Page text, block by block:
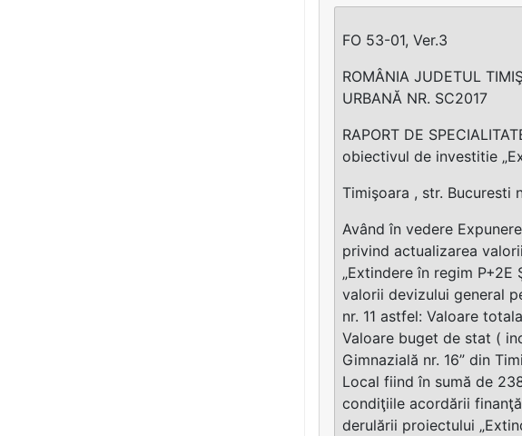
FO 53-01, Ver.3
ROMÂNIA JUDETUL
URBANĂ NR. SC2017
RAPORT DE
obiectivul de investitie
Timişoara , str. Bucuresti
Având în vedere
privind actualizarea
„Extindere în regim P+2E
valorii devizului general
nr. 11 astfel: Valoare
Valoare buget de stat (
Gimnazială nr. 16” din
Local fiind în sumă de
condiţiile acordării
derulării proiectului